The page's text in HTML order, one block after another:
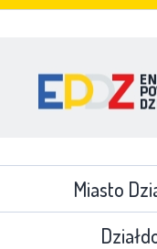
Miasto